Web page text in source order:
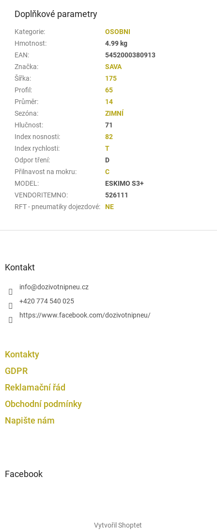
Doplňkové parametry
Kategorie:
OSOBNI
Hmotnost:
4.99 kg
EAN:
5452000380913
Značka:
SAVA
Šířka:
175
Profil :
65
Průměr:
14
Sezóna:
ZIMNÍ
Hlučnost:
71
Index nosnosti:
82
Index rychlosti:
T
Odpor tření:
D
Přilnavost na mokru:
C
MODEL :
ESKIMO S3+
VENDORITEMNO:
526111
RFT - pneumatiky dojezdové: NE
Kontakt
info@dozivotnipneu.cz
+420 774 540 025
https://www.facebook.com/dozivotnipneu/
Kontakty
GDPR
Reklamační řád
Obchodní podmínky
Napište nám
Facebook
Vytvořil Shoptet